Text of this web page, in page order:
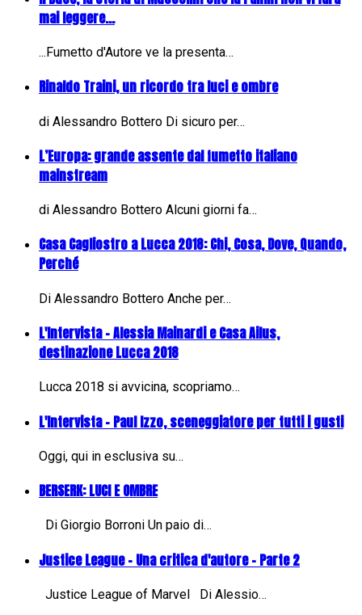
mai leggere...
...Fumetto d'Autore ve la presenta…
Rinaldo Traini, un ricordo tra luci e ombre
di Alessandro Bottero Di sicuro per…
L’Europa: grande assente dal fumetto italiano
mainstream
di Alessandro Bottero Alcuni giorni fa…
Casa Cagliostro a Lucca 2018: Chi, Cosa, Dove, Quando,
Perché
Di Alessandro Bottero Anche per…
L'Intervista - Alessia Mainardi e Casa Ailus,
destinazione Lucca 2018
Lucca 2018 si avvicina, scopriamo…
L'Intervista - Paul Izzo, sceneggiatore per tutti i gusti
Oggi, qui in esclusiva su…
BERSERK: LUCI E OMBRE
Di Giorgio Borroni Un paio di…
Justice League - Una critica d'autore - Parte 2
Justice League of Marvel Di Alessio…